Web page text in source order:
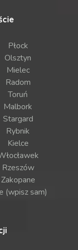
Płock
Olsztyn
Mielec
Radom
Toruń
Malbork
Stargard
Rybnik
Kielce
Rzeszów
Zakopane
(wpisz sam)